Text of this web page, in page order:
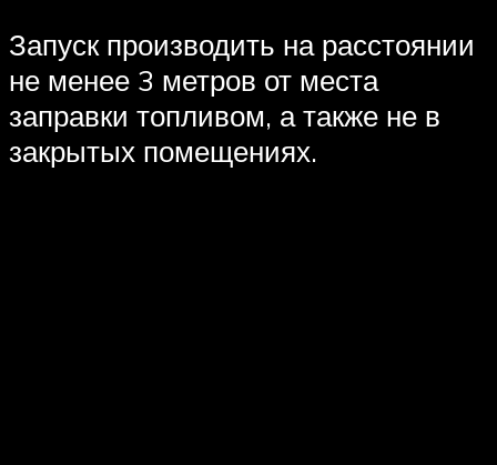
Запуск производить на расстоянии
не менее 3 метров от места
заправки топливом, а также не в
закрытых помещениях.